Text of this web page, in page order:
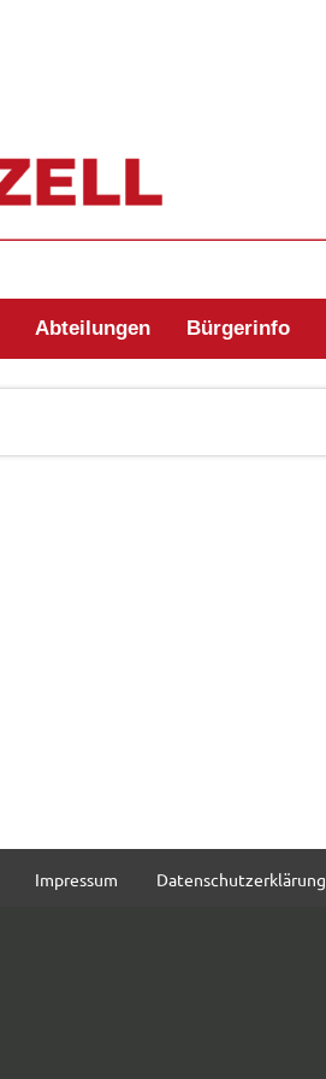
Abteilungen Bürgerinfo
Impressum Datenschutzerklärung